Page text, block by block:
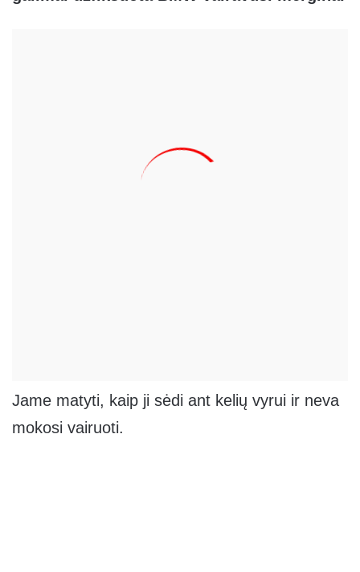
Jame matyti, kaip ji sėdi ant kelių vyrui ir neva
mokosi vairuoti.